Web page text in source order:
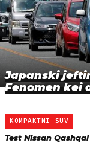
Japanski
Fenomen kei
KOMPAKTNI SUV
Test Nissan